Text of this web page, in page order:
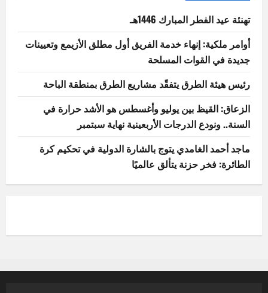
تهنئة عيد الفطر المبارك 1446هـ
أوامر ملكية: إنهاء خدمة الفريق أول مطلق الأزيمع وتعيينات
جديدة في القوات المسلحة
رئيس هيئة الطرق يتفقّد مشاريع الطرق بمنطقة الباحة
الزعاق: القيظ بين يوليو وأغسطس هو الأشد حرارة في
السنة.. ونودع الدرجات الأربعينية نهاية سبتمبر
ماجد أحمد الغامدي يتوج بالشارة الدولية في تحكيم كرة
الطائرة: فخر حزنة يتألق عالميًا